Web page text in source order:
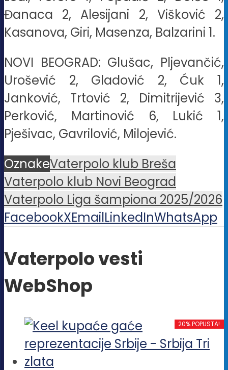
Đanaca 2, Alesijani 2, Višković 2,
Kasanova, Giri, Masenza, Balzarini 1.
NOVI BEOGRAD: Glušac, Pljevančić,
Urošević 2, Gladović 2, Ćuk 1,
Janković, Trtović 2, Dimitrijević 3,
Perković, Martinović 6, Lukić 1,
Pješivac, Gavrilović, Milojević.
OznakeVaterpolo klub Breša
Vaterpolo klub Novi Beograd
Vaterpolo Liga šampiona 2025/2026
FacebookXEmailLinkedInWhatsApp
Vaterpolo vesti
WebShop
20% POPUSTA!